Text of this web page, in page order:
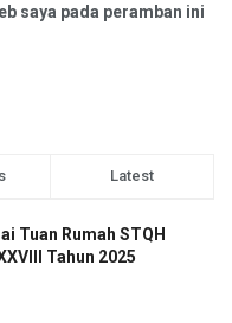
saya pada peramban ini
Latest
Tuan Rumah STQH
Tahun 2025